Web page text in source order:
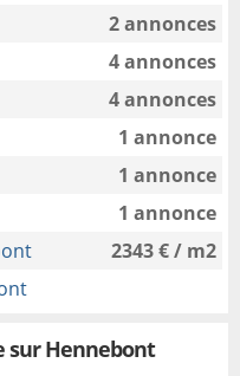
2 annonces
4 annonces
4 annonces
1 annonce
1 annonce
1 annonce
2343 € / m2
sur Hennebont